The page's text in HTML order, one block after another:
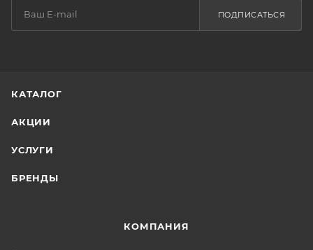
ПОДПИСАТЬСЯ
КАТАЛОГ
АКЦИИ
УСЛУГИ
БРЕНДЫ
КОМПАНИЯ